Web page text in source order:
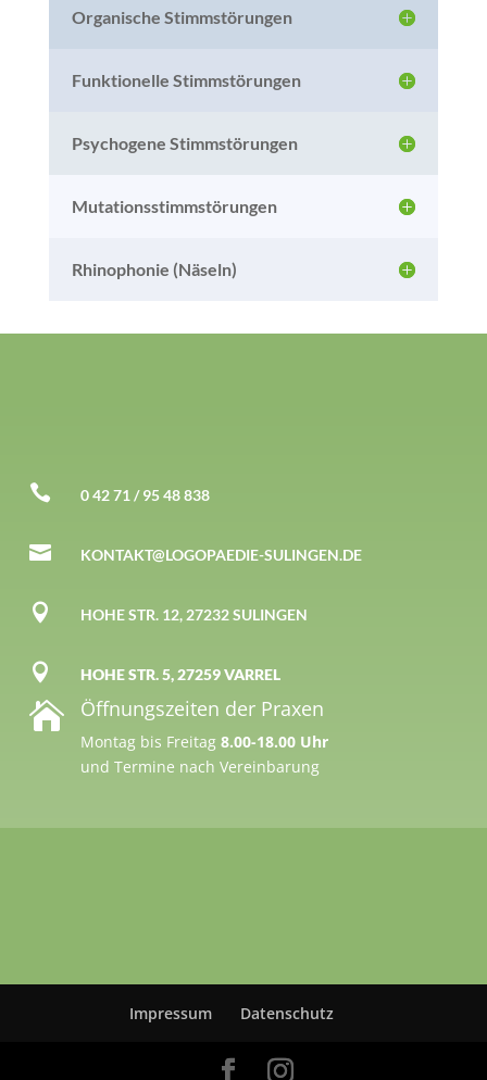
Organische Stimmstörungen
Funktionelle Stimmstörungen
Psychogene Stimmstörungen
Mutationsstimmstörungen
Rhinophonie (Näseln)
 0 42 71 / 95 48 838
 KONTAKT@LOGOPAEDIE-SULINGEN.DE
 HOHE STR. 12, 27232 SULINGEN
 HOHE STR. 5, 27259 VARREL
 Öffnungszeiten der Praxen
Montag bis Freitag 8.00-18.00 Uhr
und Termine nach Vereinbarung
Impressum Datenschutz